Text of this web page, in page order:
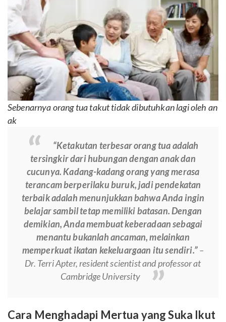
Sebenarnya orang tua takut tidak dibutuhkan lagi oleh an
ak
“Ketakutan terbesar orang tua adalah
tersingkir dari hubungan dengan anak dan
cucunya. Kadang-kadang orang yang merasa
terancam berperilaku buruk, jadi pendekatan
terbaik adalah menunjukkan bahwa Anda ingin
belajar sambil tetap memiliki batasan. Dengan
demikian, Anda membuat keberadaan sebagai
menantu bukanlah ancaman, melainkan
memperkuat ikatan kekeluargaan itu sendiri.”–
Dr. Terri Apter, resident scientist and professor at
Cambridge University
Cara Menghadapi Mertua yang Suka Ikut